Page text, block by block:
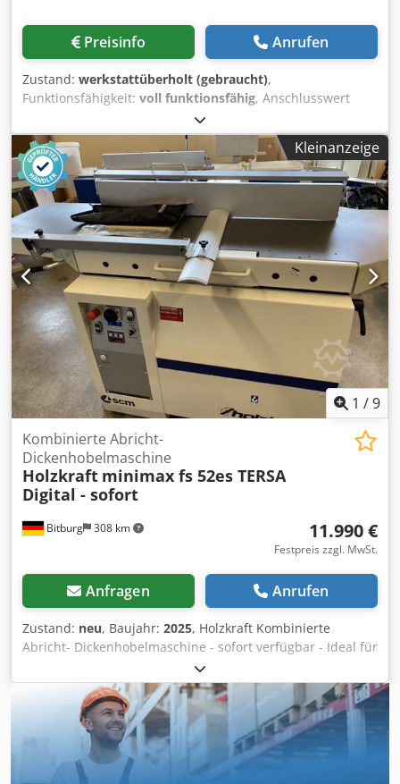
Preisinfo Anrufen
Zustand: werkstattüberholt (gebraucht),
Funktionsfähigkeit: voll funktionsfähig, Anschlusswert
380V 3 x 3kW, Gewicht ca. 550 kg, Außenmaße 2700 x 1500
x 850 mm, Drehkranz, Abrichte-Dickte Hobelbreite 300 mm
mit Dreimesserwelle, Abmessung Tische 310 x 1500 mm,
Durchlaßhöhe 230 mm, Kreissäge 0-45° schwenkbar, max.
Schnitthöhe 100 mm, Sägetischabmessung 350 x 950 mm
Laufweg 1200 mm, Sägeblatt-Durchm. max. 300 mm, Fräse
mit zwei Geschwindigkeiten 3100 / 6200 U/min, Fräsdorn
30 mm, Höhenverstellung max. 110 mm,
Langlochbohreinrichtung Drehzahl 4500 U/min, Tischgröße
180 x 470 mm, Zweibackenfutter 0-165 mm, Absaugstutzen
3x100 mm Dkodpfstqva Dox Aiujr
Kleinanzeige
1 /9
Bitburg 308 km
Kombinierte Abricht-
Dickenhobelmaschine
Holzkraft minimax fs 52es TERSA
Digital - sofort
11.990 €
Festpreis zzgl. MwSt.
Anfragen Anrufen
Zustand: neu, Baujahr: 2025, Holzkraft Kombinierte
Abricht- Dickenhobelmaschine - sofort verfügbar - Ideal für
anspruchsvolle Handwerker und Schreiner Die besonders
langen Abrichttische aus einem Stück ermöglichen leichtes
Abrichten der Werkstücke Arbeitstische sind aus
Grauguss, dadurch unempfindlich und dauerhaft plan
Nach hinten, gleichzeitig öffnende Abrichttische mit
Zugfederunterstützung für schnelles und bequemes
Umrüsten Dank festmontierter Absaughaube ist beim